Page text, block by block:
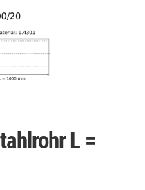
L =